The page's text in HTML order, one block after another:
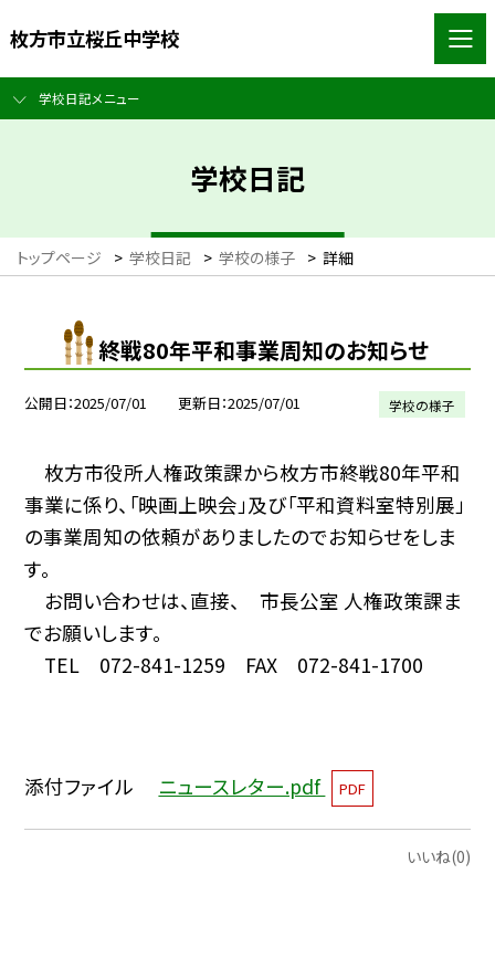
枚方市立桜丘中学校
学校日記メニュー
学校日記
トップページ > 学校日記 > 学校の様子 > 詳細
終戦80年平和事業周知のお知らせ
公開日 2025/07/01 更新日 2025/07/01 学校の様子
枚方市役所人権政策課から枚方市終戦80年平和
事業に係り、「映画上映会」及び「平和資料室特別展」
の事業周知の依頼がありましたのでお知らせをしま
す。
お問い合わせは、直接、 市長公室 人権政策課ま
でお願いします。
TEL 072-841-1259 FAX 072-841-1700
添付ファイル ニュースレター.pdf PDF
いいね(0)